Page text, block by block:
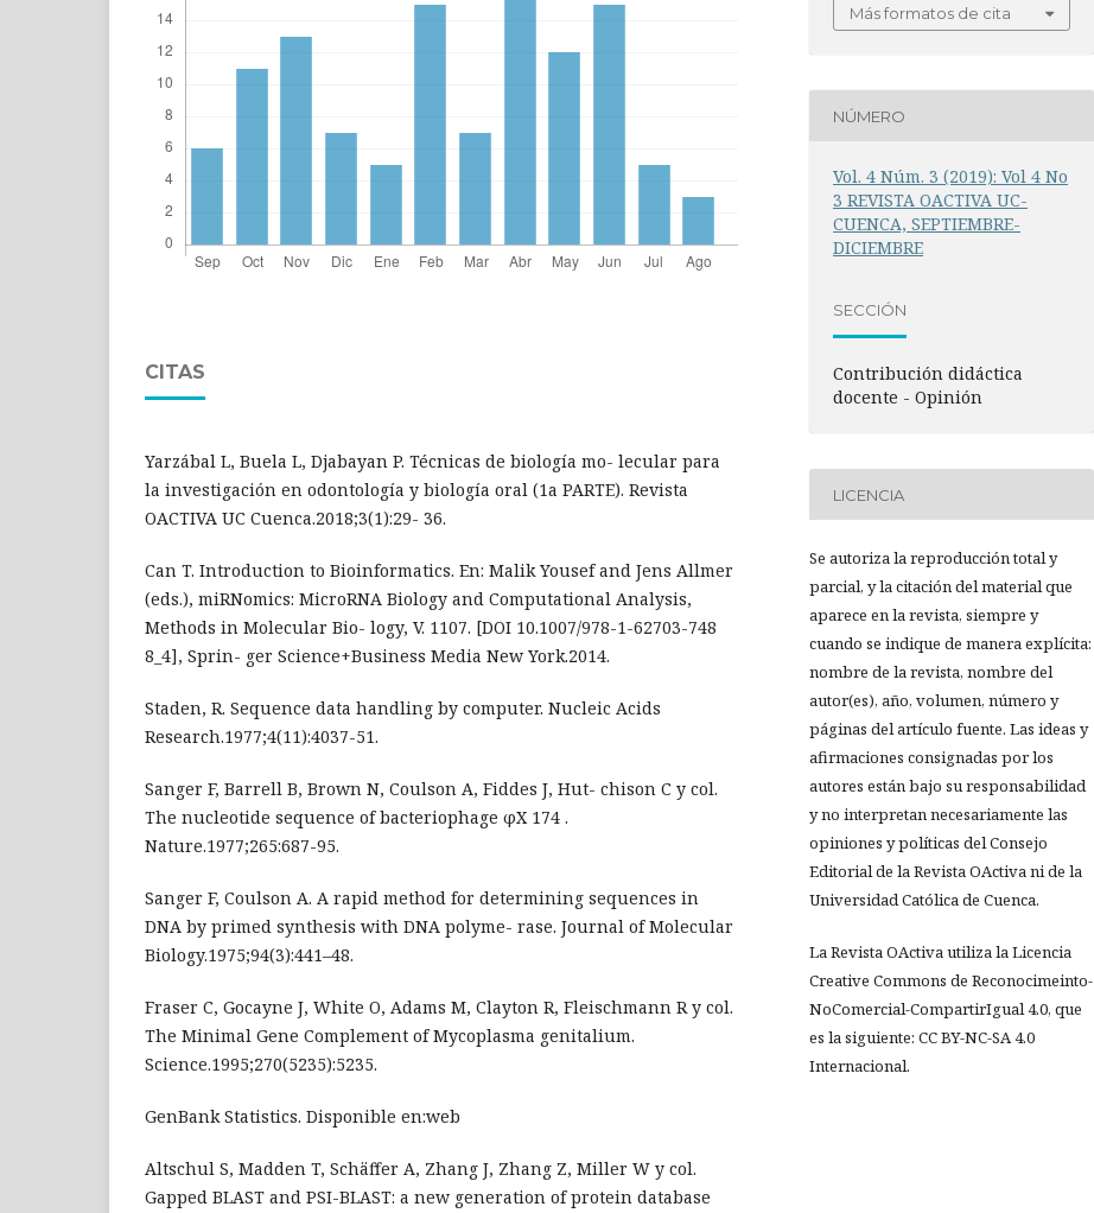
CITAS
Yarzábal L, Buela L, Djabayan P. Técnicas de biología mo- lecular para
la investigación en odontología y biología oral (1a PARTE). Revista
OACTIVA UC Cuenca.2018;3(1):29- 36.
Can T. Introduction to Bioinformatics. En: Malik Yousef and Jens Allmer
(eds.), miRNomics: MicroRNA Biology and Computational Analysis,
Methods in Molecular Bio- logy, V. 1107. [DOI 10.1007/978-1-62703-748
8_4], Sprin- ger Science+Business Media New York.2014.
Staden, R. Sequence data handling by computer. Nucleic Acids
Research.1977;4(11):4037-51.
Sanger F, Barrell B, Brown N, Coulson A, Fiddes J, Hut- chison C y col.
The nucleotide sequence of bacteriophage φX 174 .
Nature.1977;265:687-95.
Sanger F, Coulson A. A rapid method for determining sequences in
DNA by primed synthesis with DNA polyme- rase. Journal of Molecular
Biology.1975;94(3):441–48.
Fraser C, Gocayne J, White O, Adams M, Clayton R, Fleischmann R y col.
The Minimal Gene Complement of Mycoplasma genitalium.
Science.1995;270(5235):5235.
GenBank Statistics. Disponible en:web
Altschul S, Madden T, Schäffer A, Zhang J, Zhang Z, Miller W y col.
Gapped BLAST and PSI-BLAST: a new generation of protein database
Más formatos de cita
NÚMERO
Vol. 4 Núm. 3 (2019): Vol 4 No
3 REVISTA OACTIVA UC-
CUENCA, SEPTIEMBRE-
DICIEMBRE
SECCIÓN
Contribución didáctica
docente - Opinión
LICENCIA
Se autoriza la reproducción total y
parcial, y la citación del material que
aparece en la revista, siempre y
cuando se indique de manera explícita:
nombre de la revista, nombre del
autor(es), año, volumen, número y
páginas del artículo fuente. Las ideas y
afirmaciones consignadas por los
autores están bajo su responsabilidad
y no interpretan necesariamente las
opiniones y políticas del Consejo
Editorial de la Revista OActiva ni de la
Universidad Católica de Cuenca.
La Revista OActiva utiliza la Licencia
Creative Commons de Reconocimeinto-
NoComercial-CompartirIgual 4.0, que
es la siguiente: CC BY-NC-SA 4.0
Internacional.